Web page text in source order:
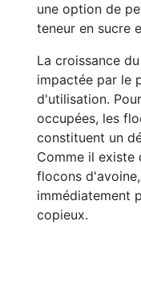
une option de
teneur en sucre
La croissance
impactée par le
d'utilisation.
occupées, les
constituent un
Comme il existe
flocons
immédiatement
copieux.